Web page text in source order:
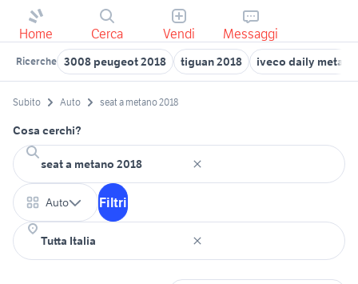
Home Cerca Vendi Messaggi
Ricerche 3008 peugeot 2018 tiguan 2018 iveco daily
Subito Auto seat a metano 2018
Cosa cerchi?
Auto Filtri